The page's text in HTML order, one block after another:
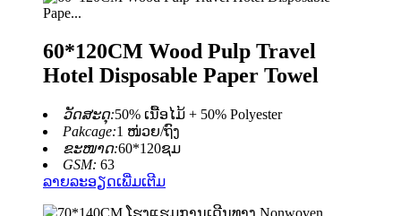
60*120CM Wood Pulp Travel
Hotel Disposable Paper Towel
ວັດສະດຸ:50% ເນື້ອໄມ້ + 50% Polyester
Pakcage:1 ໜ່ວຍ/ຖົງ
ຂະໜາດ:60*120ຊມ
GSM: 63
ລາຍລະອຽດເພີ່ມເຕີມ